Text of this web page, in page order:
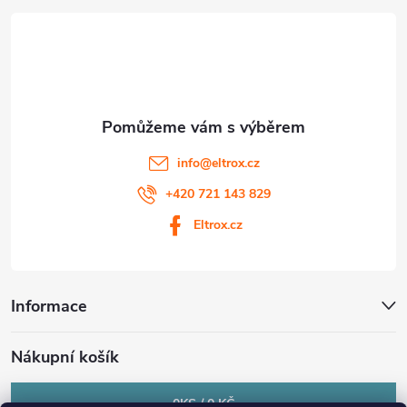
info@eltrox.cz
+420 721 143 829
Eltrox.cz
Informace
Nákupní košík